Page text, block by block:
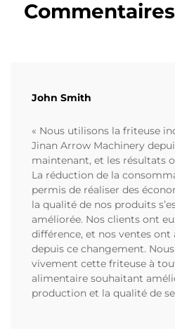
John Smith
« Nous utilisons la friteuse
Jinan Arrow Machinery
maintenant, et les résultats
La réduction de la
permis de réaliser des
la qualité de nos produits
améliorée. Nos clients ont
différence, et nos ventes ont
depuis ce changement.
vivement cette friteuse à
alimentaire souhaitant
production et la qualité de